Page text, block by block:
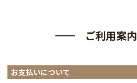
ご利用案内
お支払いについて